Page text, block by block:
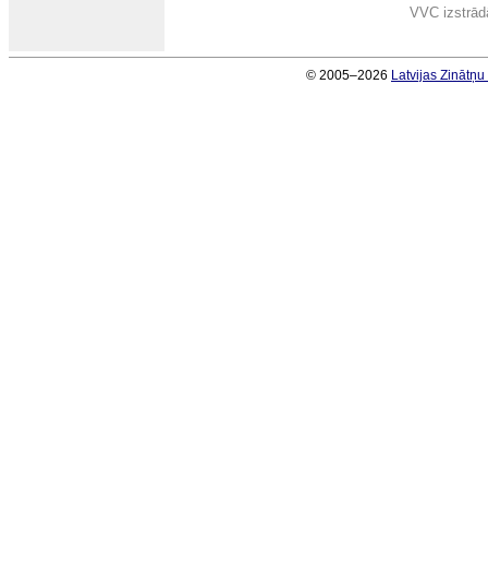
VVC
© 2005–2026 Latvijas